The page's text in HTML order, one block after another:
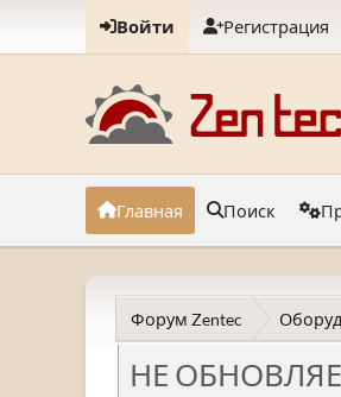
Войти Регистрация
Главная Поиск
Форум Zentec
НЕ